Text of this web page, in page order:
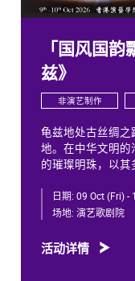
「国风国
兹》
非演艺制作
龟兹地处古丝绸之
地。在中华文明
的璀璨明珠，以其
龟兹文化流淌着
我、我中有你”，
日期: 09 Oct (Fri) -
场地: 演艺歌剧院
活动详情